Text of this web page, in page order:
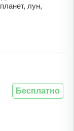
лун,
Бесплатно